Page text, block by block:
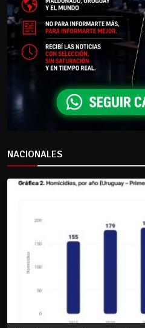
NACIONALES